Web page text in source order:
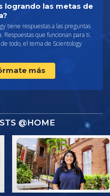
logrando las metas de
tiene respuestas a las preguntas
Respuestas que funcionan para ti.
todo, el tema de Scientology
más
@HOME